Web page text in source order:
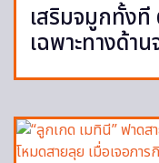
เสริมจมูกทั้ง
เฉพาะทางด้า